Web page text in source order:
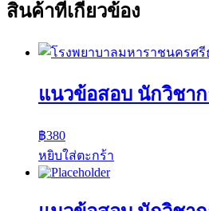
สินค้าที่เกี่ยวข้อง
แนวข้อสอบ นักวิชา
฿380
หยิบใส่ตะกร้า